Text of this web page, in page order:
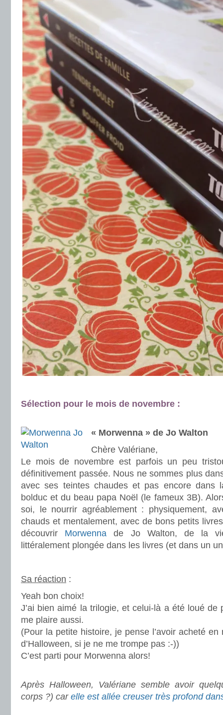
Sélection pour le mois de novembre :
« Morwenna » de Jo Walton
Chère Valériane,
Le mois de novembre est parfois un peu
définitivement passée. Nous ne sommes plus
avec ses teintes chaudes et pas encore dans
bolduc et du beau papa Noël (le fameux 3B).
soi, le nourrir agréablement : physiquement,
chauds et mentalement, avec de bons petits
découvrir Morwenna de Jo Walton, de la
littéralement plongée dans les livres (et dans un
Sa réaction :
Yeah bon choix!
J’ai bien aimé la trilogie, et celui-là a été loué de
me plaire aussi.
(Pour la petite histoire, je pense l’avoir acheté en
d’Halloween, si je ne me trompe pas :-))
C’est parti pour Morwenna alors!
Après Halloween, Valériane semble avoir
corps ?) car elle est allée creuser très profond